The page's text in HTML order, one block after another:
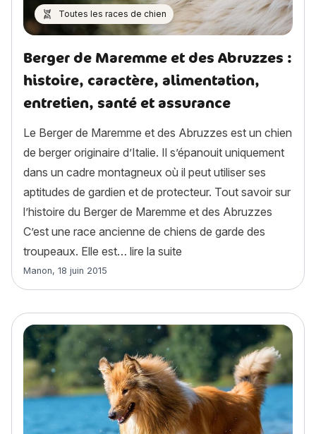
Toutes les races de chien
Berger de Maremme et des Abruzzes :
histoire, caractère, alimentation,
entretien, santé et assurance
Le Berger de Maremme et des Abruzzes est un chien
de berger originaire d’Italie. Il s’épanouit uniquement
dans un cadre montagneux où il peut utiliser ses
aptitudes de gardien et de protecteur. Tout savoir sur
l’histoire du Berger de Maremme et des Abruzzes
C’est une race ancienne de chiens de garde des
troupeaux. Elle est… lire la suite
Article rédigé par
Manon, 18 juin 2015